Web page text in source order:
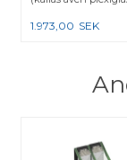
1.973,00 SEK